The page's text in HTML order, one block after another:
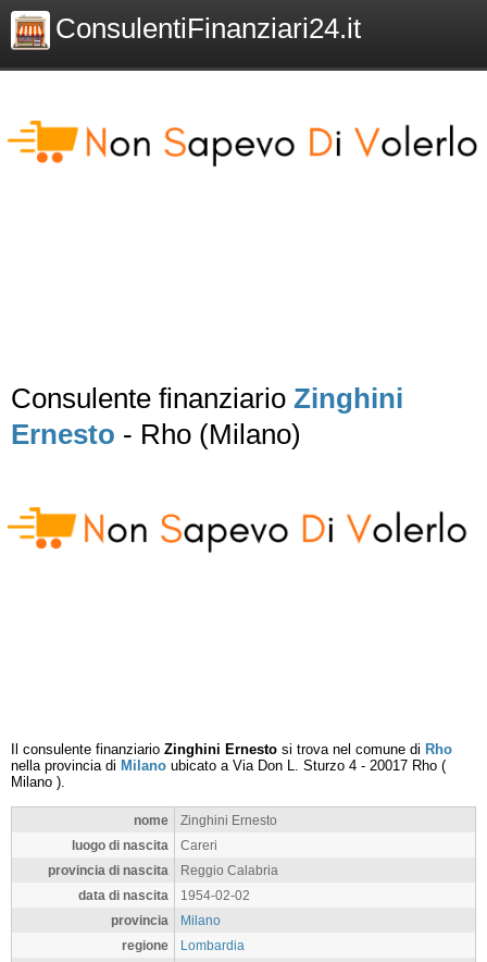
ConsulentiFinanziari24.it
Consulente finanziario Zinghini
Ernesto - Rho (Milano)
Il consulente finanziario Zinghini Ernesto si trova nel comune di Rho
nella provincia di Milano ubicato a Via Don L. Sturzo 4 - 20017 Rho (
Milano ).
nome
Zinghini Ernesto
luogo di nascita
Careri
provincia di nascita
Reggio Calabria
data di nascita
1954-02-02
provincia
Milano
regione
Lombardia